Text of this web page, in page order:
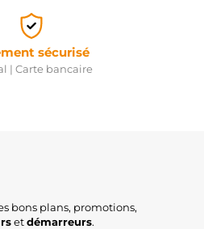
sécurisé
| Carte bancaire
bons plans, promotions,
etdémarreurs.